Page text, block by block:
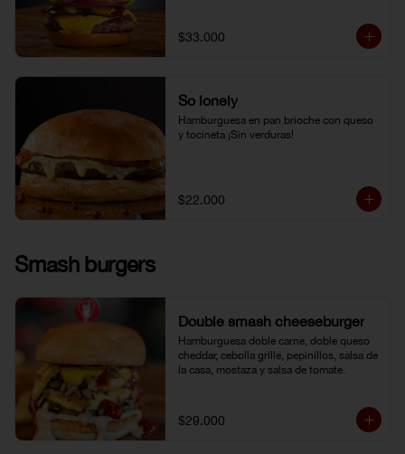
famoso chili con carne al lado.
$33.000
So lonely
Hamburguesa en pan brioche con queso
y tocineta ¡Sin verduras!
$22.000
Smash burgers
Double smash cheeseburger
Hamburguesa doble carne, doble queso
cheddar, cebolla grille, pepinillos, salsa de
la casa, mostaza y salsa de tomate.
$29.000